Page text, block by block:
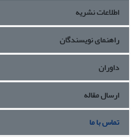
اطلاعات نشریه
راهنمای نویسندگان
داوران
ارسال مقاله
تماس با ما